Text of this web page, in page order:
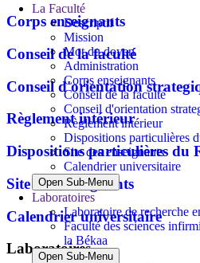
La Faculté
Descriptif
Mission
Mot du doyen
Administration
Corps enseignants
Conseil de la faculté
Conseil d'orientation
Règlement intérieur
Dispositions particulières
Site des enseignants
Calendrier universitaire
Open Sub-Menu
Laboratoires
Laboratoire de recherche
Faculté des sciences
la Békaa
Open Sub-Menu
Corps enseignants
Conseil de la faculté
Conseil d'orientation
Règlement intérieur
Dispositions particulières du
Site des enseignants
Calendrier universitaire
Laboratoires